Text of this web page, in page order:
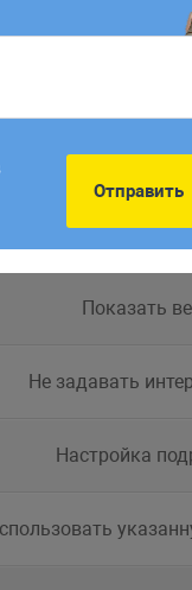
Вывести
Сокращённый
Показать
Не задавать
Настройка
Отправить